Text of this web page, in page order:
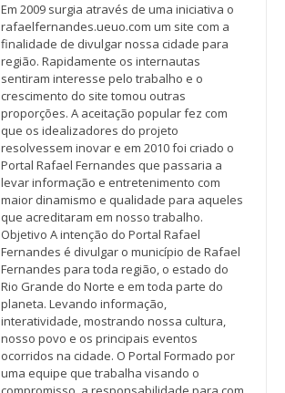
Em 2009 surgia através de uma iniciativa o
rafaelfernandes.ueuo.com um site com a
finalidade de divulgar nossa cidade para
região. Rapidamente os internautas
sentiram interesse pelo trabalho e o
crescimento do site tomou outras
proporções. A aceitação popular fez com
que os idealizadores do projeto
resolvessem inovar e em 2010 foi criado o
Portal Rafael Fernandes que passaria a
levar informação e entretenimento com
maior dinamismo e qualidade para aqueles
que acreditaram em nosso trabalho.
Objetivo A intenção do Portal Rafael
Fernandes é divulgar o município de Rafael
Fernandes para toda região, o estado do
Rio Grande do Norte e em toda parte do
planeta. Levando informação,
interatividade, mostrando nossa cultura,
nosso povo e os principais eventos
ocorridos na cidade. O Portal Formado por
uma equipe que trabalha visando o